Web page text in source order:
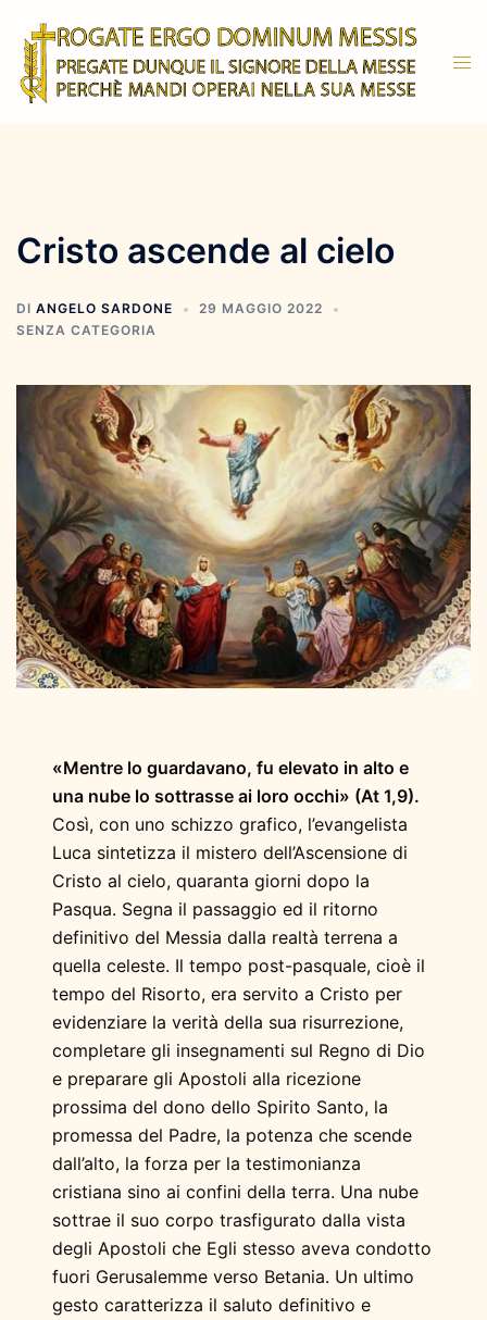
contenuto
Cristo ascende al cielo
DI ANGELO SARDONE
29 MAGGIO 2022
SENZA CATEGORIA
«Mentre lo guardavano, fu elevato in alto e
una nube lo sottrasse ai loro occhi» (At 1,9).
Così, con uno schizzo grafico, l’evangelista
Luca sintetizza il mistero dell’Ascensione di
Cristo al cielo, quaranta giorni dopo la
Pasqua. Segna il passaggio ed il ritorno
definitivo del Messia dalla realtà terrena a
quella celeste. Il tempo post-pasquale, cioè il
tempo del Risorto, era servito a Cristo per
evidenziare la verità della sua risurrezione,
completare gli insegnamenti sul Regno di Dio
e preparare gli Apostoli alla ricezione
prossima del dono dello Spirito Santo, la
promessa del Padre, la potenza che scende
dall’alto, la forza per la testimonianza
cristiana sino ai confini della terra. Una nube
sottrae il suo corpo trasfigurato dalla vista
degli Apostoli che Egli stesso aveva condotto
fuori Gerusalemme verso Betania. Un ultimo
gesto caratterizza il saluto definitivo e